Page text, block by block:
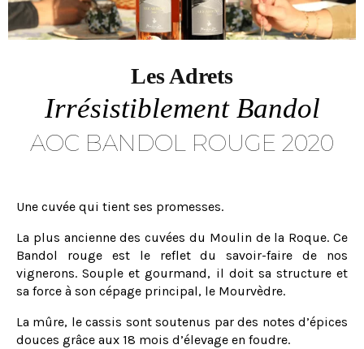
Les Adrets
Irrésistiblement Bandol
AOC BANDOL ROUGE 2020
Une cuvée qui tient ses promesses.
La plus ancienne des cuvées du Moulin de la Roque. Ce
Bandol rouge est le reflet du savoir-faire de nos
vignerons. Souple et gourmand, il doit sa structure et
sa force à son cépage principal, le Mourvèdre.
La mûre, le cassis sont soutenus par des notes d’épices
douces grâce aux 18 mois d’élevage en foudre.